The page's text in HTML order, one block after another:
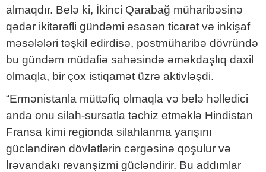
almaqdır. Belə ki, İkinci Qarabağ müharibəsinə
qədər ikitərəfli gündəmi əsasən ticarət və inkişaf
məsələləri təşkil edirdisə, postmüharibə dövründə
bu gündəm müdafiə sahəsində əməkdaşlıq daxil
olmaqla, bir çox istiqamət üzrə aktivləşdi.
“Ermənistanla müttəfiq olmaqla və belə həlledici
anda onu silah-sursatla təchiz etməklə Hindistan
Fransa kimi regionda silahlanma yarışını
gücləndirən dövlətlərin cərgəsinə qoşulur və
İrəvandakı revanşizmi gücləndirir. Bu addımlar